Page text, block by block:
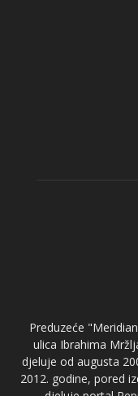
Preduzeće
ulica Ibrahima
djeluje od augusta
2012. godine, pored